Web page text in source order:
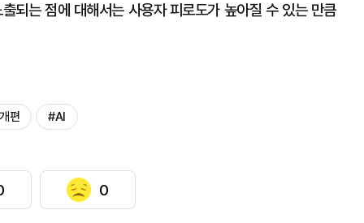
되는 점에 대해서는 사용자 피로도가 높아질 수 있는 만큼
편 #AI
0